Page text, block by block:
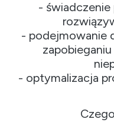
-
- podejmowanie
- optymalizacja